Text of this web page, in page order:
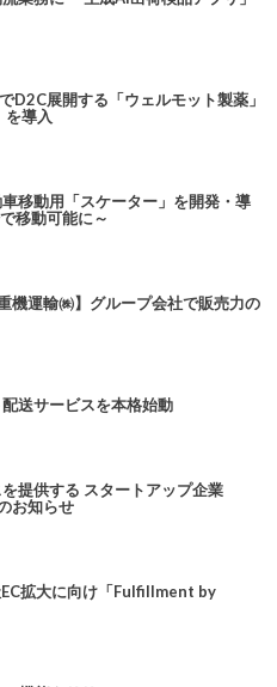
D2C展開する「ウェルモット製薬」
を導入
移動用「スケーター」を開発・導
移動可能に～
機運輸㈱】グループ会社で販売力の
送サービスを本格始動
提供する スタートアップ企業
お知らせ
拡大に向け「Fulfillment by